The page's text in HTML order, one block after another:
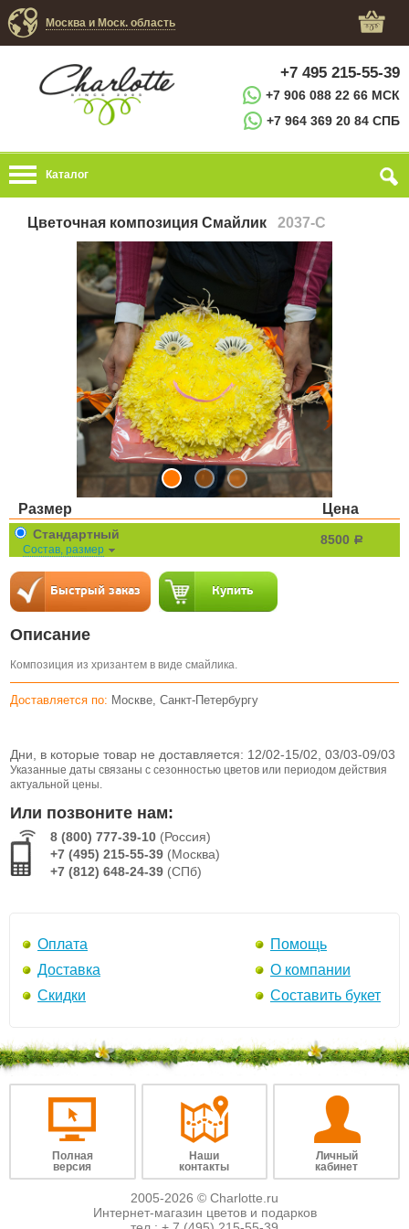
Москва и Моск. область
+7 495 215-55-39
+7 906 088 22 66 МСК
+7 964 369 20 84 СПБ
Каталог
Цветочная композиция Смайлик 2037-C
Размер Цена
Стандартный
Состав, размер
8500 a
Описание
Композиция из хризантем в виде смайлика.
Доставляется по: Москве, Санкт-Петербургу
Дни, в которые товар не доставляется: 12/02-15/02, 03/03-09/03
Указанные даты связаны с сезонностью цветов или периодом действия
актуальной цены.
Или позвоните нам:
8 (800) 777-39-10 (Россия)
+7 (495) 215-55-39 (Москва)
+7 (812) 648-24-39 (СПб)
Оплата
Доставка
Скидки
Помощь
О компании
Составить букет
Полная
версия
Наши
контакты
Личный
кабинет
2005-2026 © Charlotte.ru
Интернет-магазин цветов и подарков